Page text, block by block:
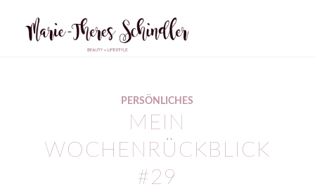
PERSÖNLICHES
MEIN
WOCHENRÜCKBLICK
#29